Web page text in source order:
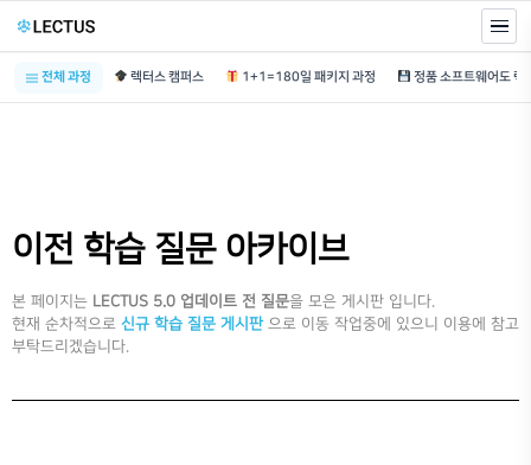
전체 과정 렉터스 캠퍼스 1+1=180일 패키지 과정
이전 학습 질문 아카이브
본 페이지는 LECTUS 5.0 업데이트 전 질문을 모은 게시판 입니다.
현재 순차적으로 신규 학습 질문 게시판 으로 이동 작업중에 있으니 이용에 참고
부탁드리겠습니다.